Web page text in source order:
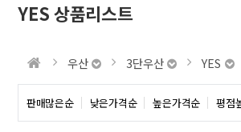
YES 상품리스트
우산 3단우산 YES
판매많은순 낮은가격순 높은가격순 평점